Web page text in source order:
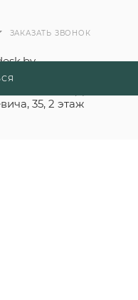
ЗАКАЗАТЬ ЗВОНОК
35, 2 этаж